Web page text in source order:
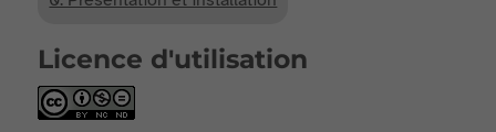
Licence d'utilisation